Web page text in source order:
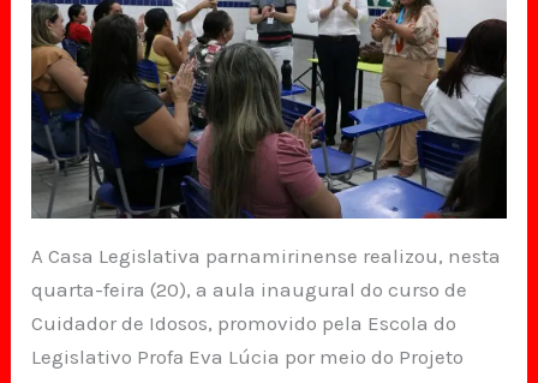
A Casa Legislativa parnamirinense realizou, nesta
quarta-feira (20), a aula inaugural do curso de
Cuidador de Idosos, promovido pela Escola do
Legislativo Profª Eva Lúcia por meio do Projeto